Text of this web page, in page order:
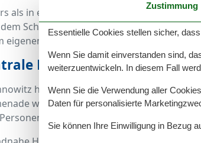
als in einer Ferienwohnung oder einem
Schlafzimmer, kein Frühstücksbuffet,
eigenen Tempo.
Lage oder naturnahe
haben Sie die Wahl: Möchten Sie
wohnen oder sich in ein ruhiges
sind in Zinnowitz in beiden
Zustimmung
Essentielle Cookies stellen sicher,
Wenn Sie damit einverstanden sind,
weiterzuentwickeln. In diesem Fall
Wenn Sie die Verwendung aller
Daten für personalisierte
Sie können Ihre Einwilligung in Bezug